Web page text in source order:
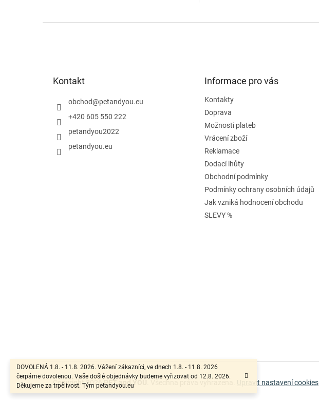
DOVOLENÁ 1.8. - 11.8. 2026. Vážení zákazníci, ve dnech 1.8. - 11.8. 2026
čerpáme dovolenou. Vaše došlé objednávky budeme vyřizovat od 12.8. 2026.
Děkujeme za trpělivost. Tým petandyou.eu
Kontakt
obchod@petandyou.eu
+420 605 550 222
petandyou2022
petandyou.eu
Informace pro vás
Kontakty
Doprava
Možnosti plateb
Vrácení zboží
Reklamace
Dodací lhůty
Obchodní podmínky
Podmínky ochrany osobních údajů
Jak vzniká hodnocení obchodu
SLEVY %
Copyright 2026PET and YOU Upravit nastavení cookies